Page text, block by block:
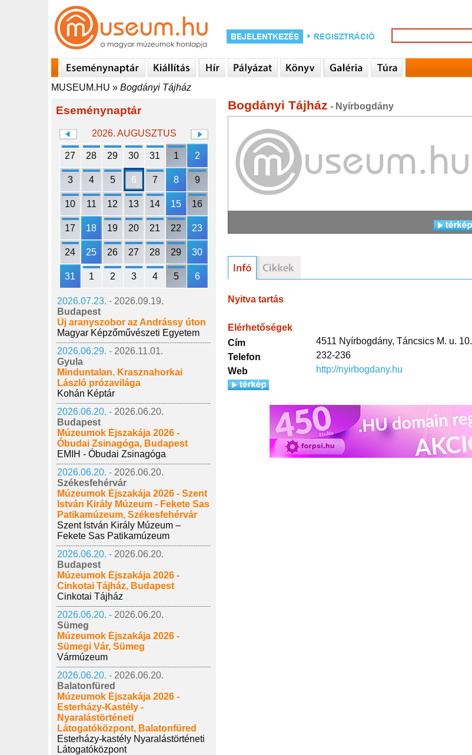
MUSEUM.HU » Bogdányi Tájház
Eseménynaptár
2026. AUGUSZTUS
27 28 29 30 31 1 2
3 4 5 6 7 8 9
10 11 12 13 14 15 16
17 18 19 20 21 22 23
24 25 26 27 28 29 30
31 1 2 3 4 5 6
2026.07.23. - 2026.09.19.
Budapest
Új aranyszobor az Andrássy úton
Magyar Képzőművészeti Egyetem
2026.06.29. - 2026.11.01.
Gyula
Minduntalan. Krasznahorkai
László prózavilága
Kohán Képtár
2026.06.20. - 2026.06.20.
Budapest
Múzeumok Éjszakája 2026 -
Óbudai Zsinagóga, Budapest
EMIH - Óbudai Zsinagóga
2026.06.20. - 2026.06.20.
Székesfehérvár
Múzeumok Éjszakája 2026 - Szent
István Király Múzeum - Fekete Sas
Patikamúzeum, Székesfehérvár
Szent István Király Múzeum –
Fekete Sas Patikamúzeum
2026.06.20. - 2026.06.20.
Budapest
Múzeumok Éjszakája 2026 -
Cinkotai Tájház, Budapest
Cinkotai Tájház
2026.06.20. - 2026.06.20.
Sümeg
Múzeumok Éjszakája 2026 -
Sümegi Vár, Sümeg
Vármúzeum
2026.06.20. - 2026.06.20.
Balatonfüred
Múzeumok Éjszakája 2026 -
Esterházy-Kastély -
Nyaralástörténeti
Látogatóközpont, Balatonfüred
Esterházy-kastély Nyaralástörténeti
Látogatóközpont
Bogdányi Tájház - Nyírbogdány
Nyitva tartás
Elérhetőségek
Cím
4511 Nyírbogdány, Táncsics M. u. 10.
Telefon
232-236
Web
http://nyirbogdany.hu